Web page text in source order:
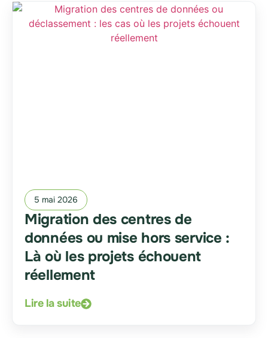
5 mai 2026
Migration des centres de
données ou mise hors service :
Là où les projets échouent
réellement
Lire la suite